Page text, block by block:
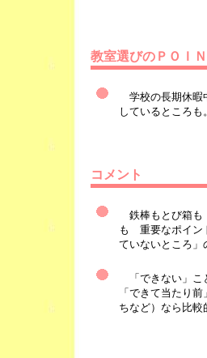
教室選びのＰＯＩ
学校の長期休暇
しているところも
コメント
鉄棒もとび箱も
も 重要なポイン
ていないところ」
「できない」こ
「できて当たり
ちなど）なら比較